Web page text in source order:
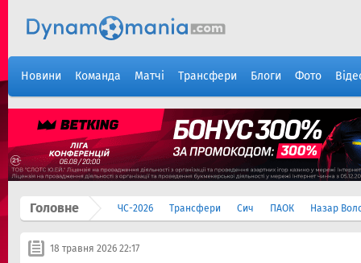
Новини Команда Матчі Трансфери Блоги Фото
Головне ЧС-2026 Трансфери Сич ПАОК Назар
18 травня 2026 22:17